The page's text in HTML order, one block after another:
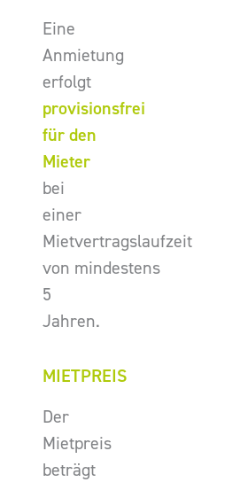
Eine
Anmietung
erfolgt
provisionsfrei
für den
Mieter
bei
einer
Mietvertragslaufzeit
von mindestens
5
Jahren.
MIETPREIS
Der
Mietpreis
beträgt